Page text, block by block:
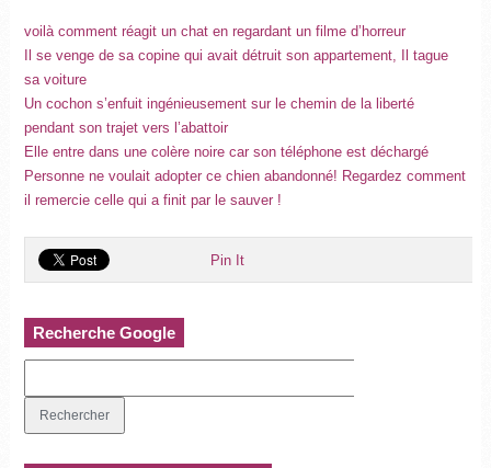
voilà comment réagit un chat en regardant un filme d’horreur
Il se venge de sa copine qui avait détruit son appartement, Il tague
sa voiture
Un cochon s’enfuit ingénieusement sur le chemin de la liberté
pendant son trajet vers l’abattoir
Elle entre dans une colère noire car son téléphone est déchargé
Personne ne voulait adopter ce chien abandonné! Regardez comment
il remercie celle qui a finit par le sauver !
Pin It
Recherche Google